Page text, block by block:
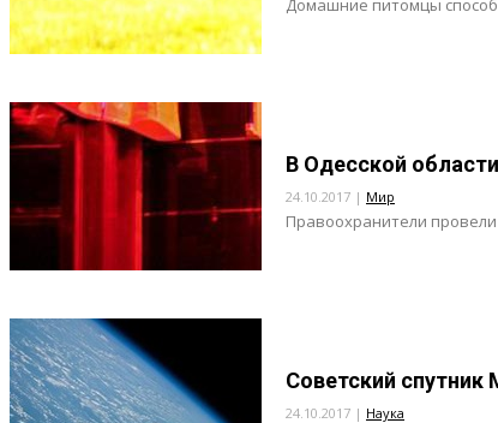
Домашние питомцы
В Одесской
24.10.2017 | Мир
Правоохранители
Советский
24.10.2017 | Наука